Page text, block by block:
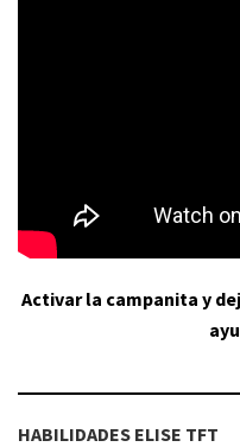
Activar la campanita y
HABILIDADES ELISE TFT